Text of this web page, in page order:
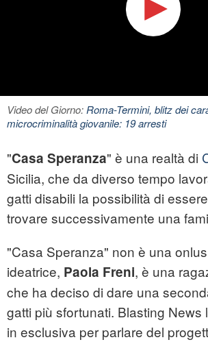
Video del Giorno:Roma-Termini, blitz dei
microcriminalità giovanile: 19 arresti
"Casa Speranza" è una realtà di
Sicilia, che da diverso tempo
gatti disabili la possibilità di
trovare successivamente una
"Casa Speranza" non è una
ideatrice, Paola Freni, è una
che ha deciso di dare una
gatti più sfortunati. Blasting News
in esclusiva per parlare del